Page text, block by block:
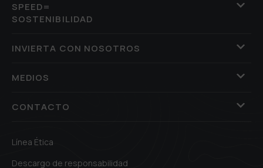
SPEED=
SOSTENIBILIDAD
INVIERTA CON NOSOTROS
MEDIOS
CONTACTO
Línea Ética
Descargo de responsabilidad